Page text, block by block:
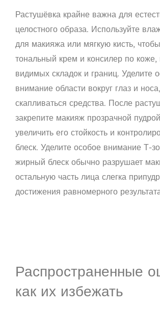
Растушёвка крайне важна для
целостного образа. Используйте
для макияжа или мягкую кисть,
тональный крем и консилер по коже,
видимых складок и границ. Уделите
внимание области вокруг глаз и
скапливаться средства. После
закрепите макияж прозрачной
увеличить его стойкость и
блеск. Уделите особое внимание Т-
жирный блеск обычно разрушает
остальную часть лица слегка
достижения равномерного
Распространенные
как их избежать